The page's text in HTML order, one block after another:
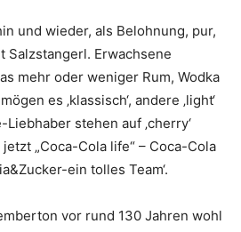
und wieder, als Belohnung, pur,
Salzstangerl. Erwachsene
mehr oder weniger Rum, Wodka
es ‚klassisch‘, andere ‚light‘
Liebhaber stehen auf ‚cherry‘
„Coca-Cola life“ – Coca-Cola
ein tolles Team‘.
vor rund 130 Jahren wohl